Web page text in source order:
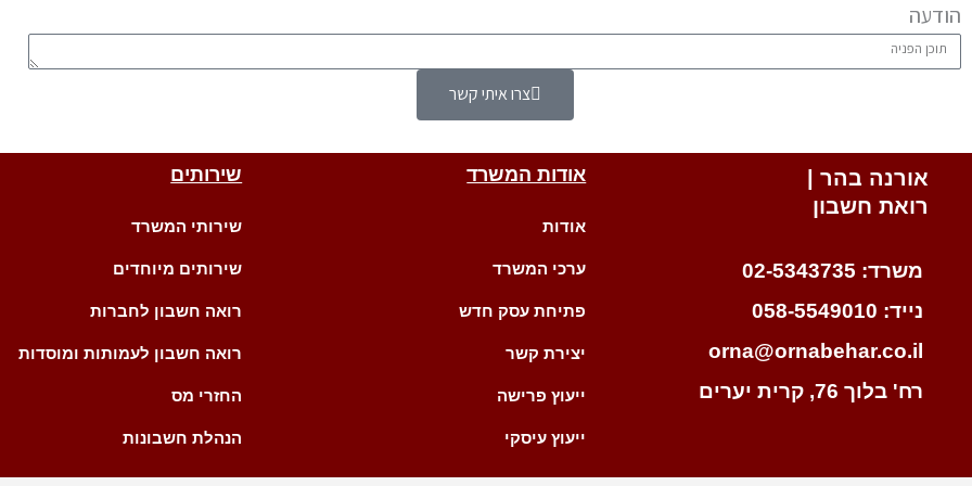
הודעה
צרו איתי קשר
אורנה בהר |
רואת חשבון
משרד: 02-5343735
נייד: 058-5549010
orna@ornabehar.co.il
רח' בלוך 76, קרית יערים
אודות המשרד
אודות
ערכי המשרד
פתיחת עסק חדש
יצירת קשר
ייעוץ פרישה
ייעוץ עיסקי
שירותים
שירותי המשרד
שירותים מיוחדים
רואה חשבון לחברות
רואה חשבון לעמותות ומוסדות
החזרי מס
הנהלת חשבונות